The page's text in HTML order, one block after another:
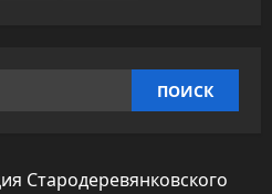
Стародеревянковского